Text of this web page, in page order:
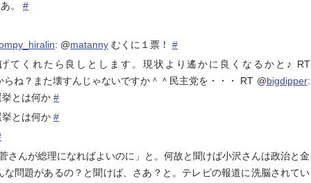
。 #
: @matanny むくに１票！ #
てくれたら良しとします。現状より遙かに良くなるかと♪ RT
らね？また壊すんじゃないですか＾＾民主党を・・・ RT @bigdipper:
とは何か #
とは何か #
さんが総理になればよいのに」と。何故と聞けば小沢さんは政治と金
な問題があるの？と聞けば、さあ？と。テレビの報道に洗脳されてい